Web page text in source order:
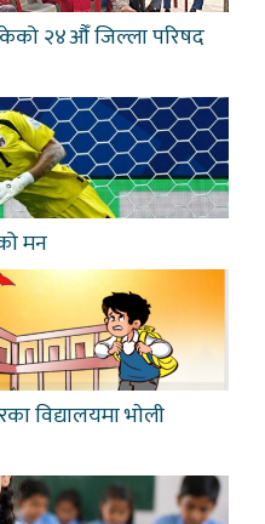
२४औँ जिल्ला परिषद
मन
विद्यालयमा भाेली